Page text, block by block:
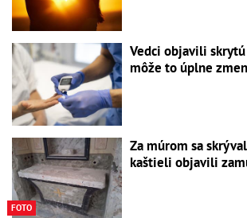
Vedci objavili
môže to úplne
FOTO
Za múrom sa
kaštieli objavili